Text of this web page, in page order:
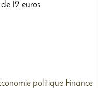
12 euros.
politique Finance